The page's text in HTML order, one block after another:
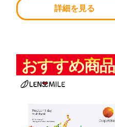
詳細を見る
おすすめ商品